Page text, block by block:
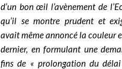
d’un bon œil l’avènement de
qu’il se montre prudent et
avait même annoncé la couleur
dernier, en formulant une
fins de « prolongation du